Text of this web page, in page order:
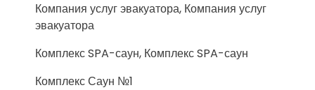
Компания услуг эвакуатора, Компания услуг
эвакуатора
Комплекс SPA-саун, Комплекс SPA-саун
Комплекс Саун №1